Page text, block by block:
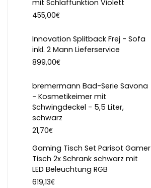
mit Schlaffunktion Violett
455,00€
Innovation Splitback Frej - Sofa
inkl. 2 Mann Lieferservice
899,00€
bremermann Bad-Serie Savona
- Kosmetikeimer mit
Schwingdeckel - 5,5 Liter,
schwarz
21,70€
Gaming Tisch Set Parisot Gamer
Tisch 2x Schrank schwarz mit
LED Beleuchtung RGB
619,13€